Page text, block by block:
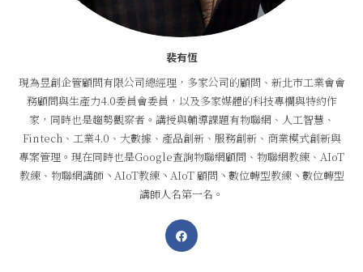
裴有恆
現為昱創企管顧問有限公司總經理，多家公司的顧問、新北市工業會會
務顧問與生產力4.0委員會委員，以及多家媒體的科技專欄與特約作
家，同時也是趨勢觀察者。講授與輔導課題有物聯網、人工智慧、
Fintech、工業4.0、大數據、產品創新、服務創新、商業模式創新與
專案管理。現在同時也是Google查詢物聯網顧問、物聯網教練、AIoT
教練、物聯網講師丶AIoT教練丶AIoT 顧問丶數位轉型教練丶數位轉型
講師人名第一名。